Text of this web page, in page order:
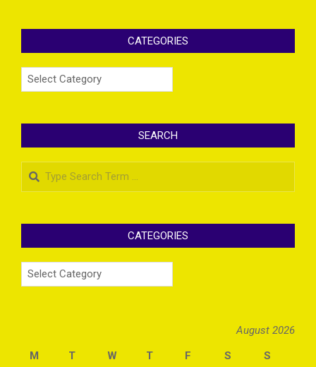
CATEGORIES
Categories
SEARCH
Search
CATEGORIES
Categories
August 2026
M
T W T F S S